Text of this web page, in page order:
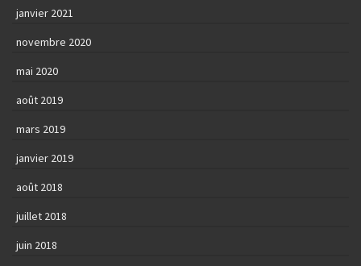
janvier 2021
novembre 2020
mai 2020
août 2019
mars 2019
janvier 2019
août 2018
juillet 2018
juin 2018